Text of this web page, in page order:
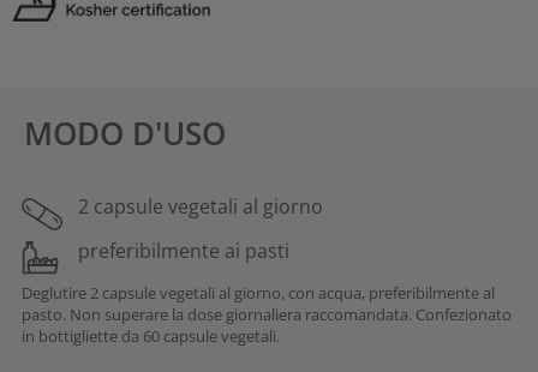
MODO D'USO
2 capsule vegetali al giorno
preferibilmente ai pasti
Deglutire 2 capsule vegetali al giorno, con acqua, preferibilmente al
pasto. Non superare la dose giornaliera raccomandata. Confezionato
in bottigliette da 60 capsule vegetali.